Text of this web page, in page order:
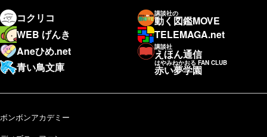
コクリコ
講談社の
動く図鑑MOVE
WEB げんき
TELEMAGA.net
Aneひめ.net
講談社
えほん通信
青い鳥文庫
はやみねかおる FAN CLUB
赤い夢学園
ボンボンアカデミー